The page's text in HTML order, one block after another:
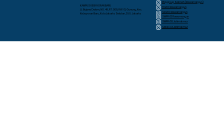
KAMPUS KEBAYORAN BARU
JL. Bujana Dalam, NO. 48, RT. 009, RW. 01, Gunung, Kec.
Kebayoran Baru, Kota Jakarta Selatan, D.K.I. Jakarta
Playgroup Sakinah (Rawamangun)
TKIA 13 Rawamangun
SDIA 13 Rawamangun
SMPIA 12 Rawamangun
SMPIA 55 Jatimakmur
SMAIA 33 Jatimakmur